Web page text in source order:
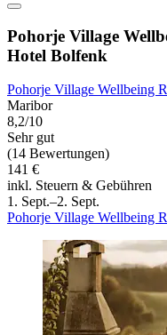
Pohorje Village
Hotel Bolfenk
Pohorje Village Wellbeing
Maribor
8,2/10
Sehr gut
(14 Bewertungen)
141 €
inkl. Steuern & Gebühren
1. Sept.–2. Sept.
Pohorje Village Wellbeing